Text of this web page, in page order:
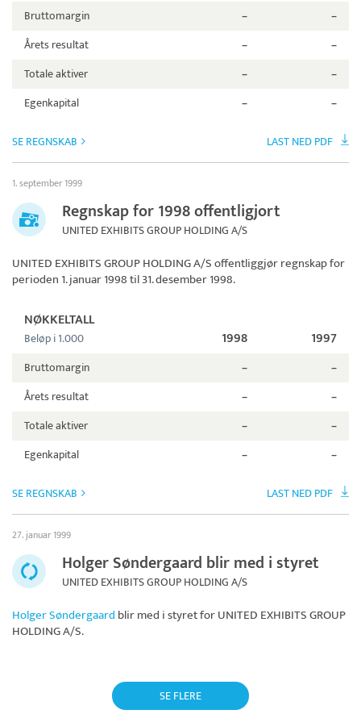
Bruttomargin –
–
Årets resultat
–
–
Totale aktiver
–
–
Egenkapital
– –
SE REGNSKAB LAST NED PDF
1. september 1999
Regnskap for 1998 offentligjort
UNITED EXHIBITS GROUP HOLDING A/S
UNITED EXHIBITS GROUP HOLDING A/Soffentliggjør regnskap for
perioden 1. januar 1998 til 31. desember 1998.
NØKKELTALL
Beløp i 1.000 1998 1997
Bruttomargin –
–
Årets resultat
–
–
Totale aktiver
–
–
Egenkapital
– –
SE REGNSKAB LAST NED PDF
27. januar 1999
Holger Søndergaard blir med i styret
UNITED EXHIBITS GROUP HOLDING A/S
Holger Søndergaard blir med i styret forUNITED EXHIBITS GROUP
HOLDING A/S.
SE FLERE